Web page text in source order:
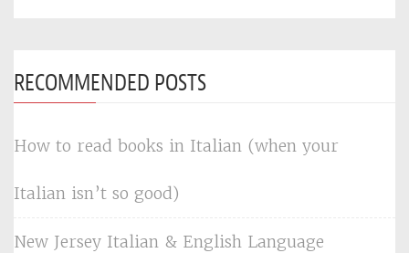
RECOMMENDED POSTS
How to read books in Italian (when your
Italian isn’t so good)
New Jersey Italian & English Language